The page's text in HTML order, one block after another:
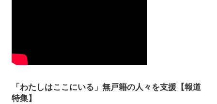
「わたしはここにいる」無戸籍の人々を支援【報道
特集】